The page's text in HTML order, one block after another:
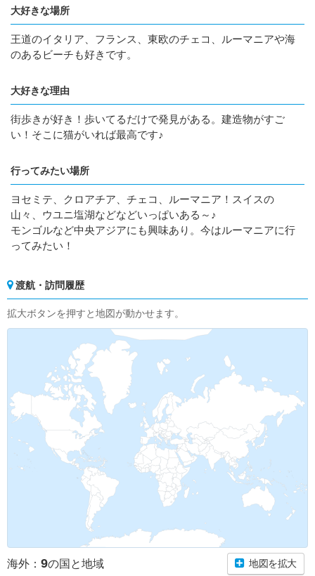
大好きな場所
王道のイタリア、フランス、東欧のチェコ、ルーマニアや海
のあるビーチも好きです。
大好きな理由
街歩きが好き！歩いてるだけで発見がある。建造物がすご
い！そこに猫がいれば最高です♪
行ってみたい場所
ヨセミテ、クロアチア、チェコ、ルーマニア！スイスの
山々、ウユニ塩湖などなどいっぱいある～♪
モンゴルなど中央アジアにも興味あり。今はルーマニアに行
ってみたい！
渡航・訪問履歴
拡大ボタンを押すと地図が動かせます。
海外： 9の国と地域 地図を拡大